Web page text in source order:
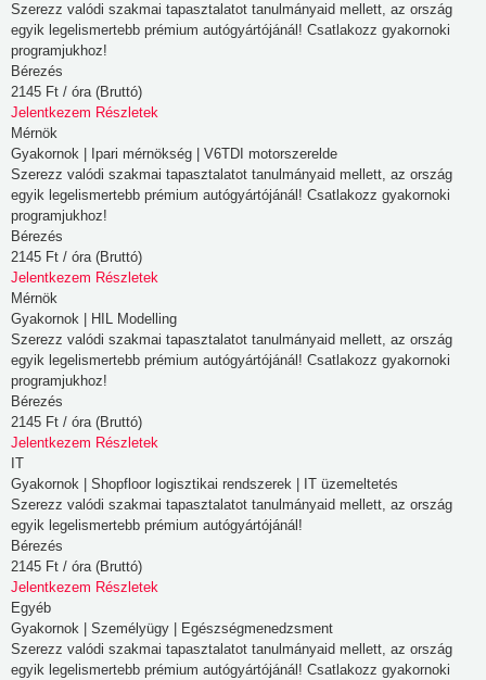
Szerezz valódi szakmai tapasztalatot tanulmányaid mellett, az ország
egyik legelismertebb prémium autógyártójánál! Csatlakozz gyakornoki
programjukhoz!
Bérezés
2145 Ft / óra (Bruttó)
Jelentkezem Részletek
Mérnök
Gyakornok | Ipari mérnökség | V6TDI motorszerelde
Szerezz valódi szakmai tapasztalatot tanulmányaid mellett, az ország
egyik legelismertebb prémium autógyártójánál! Csatlakozz gyakornoki
programjukhoz!
Bérezés
2145 Ft / óra (Bruttó)
Jelentkezem Részletek
Mérnök
Gyakornok | HIL Modelling
Szerezz valódi szakmai tapasztalatot tanulmányaid mellett, az ország
egyik legelismertebb prémium autógyártójánál! Csatlakozz gyakornoki
programjukhoz!
Bérezés
2145 Ft / óra (Bruttó)
Jelentkezem Részletek
IT
Gyakornok | Shopfloor logisztikai rendszerek | IT üzemeltetés
Szerezz valódi szakmai tapasztalatot tanulmányaid mellett, az ország
egyik legelismertebb prémium autógyártójánál!
Bérezés
2145 Ft / óra (Bruttó)
Jelentkezem Részletek
Egyéb
Gyakornok | Személyügy | Egészségmenedzsment
Szerezz valódi szakmai tapasztalatot tanulmányaid mellett, az ország
egyik legelismertebb prémium autógyártójánál! Csatlakozz gyakornoki
sütik
használatát.
További
részletekért
vagy
az
alapértelmezett
beállítások
módosításához
kattintson
a
különböző
kategóriák
fejlécére.
Tudnia
kell
azonban,
hogy
néhány
sütitípus
blokkolása
érintheti
az
oldal
használatának
élményét